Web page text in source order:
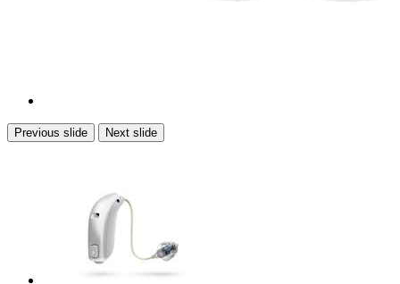
Previous slide Next slide